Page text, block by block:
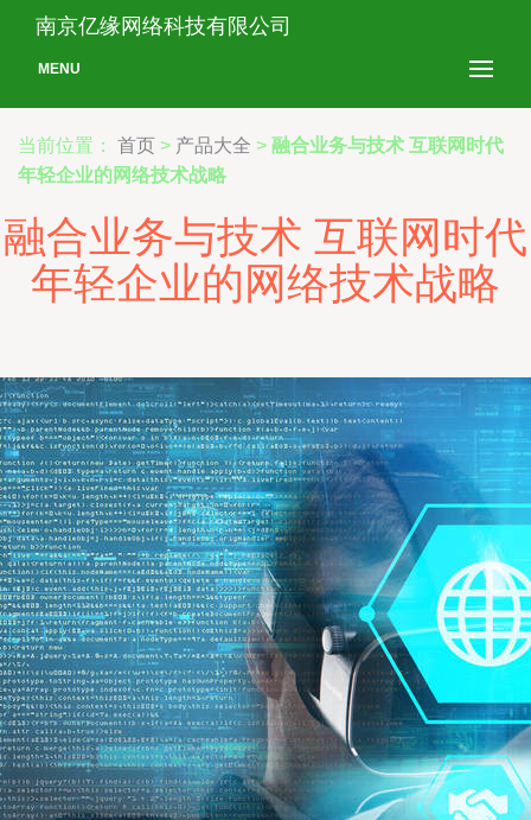
南京亿缘网络科技有限公司
MENU
当前位置： 首页 > 产品大全 > 融合业务与技术 互联网时代
年轻企业的网络技术战略
融合业务与技术 互联网时代
年轻企业的网络技术战略